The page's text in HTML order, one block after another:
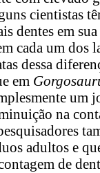
cientistas
dentes em
cada um
dessa
em
um
na
adultos e
de